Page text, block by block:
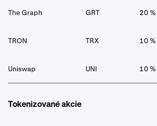
The Graph GRT 20 %
TRON TRX 10 %
Uniswap UNI 10 %
Tokenizované akcie